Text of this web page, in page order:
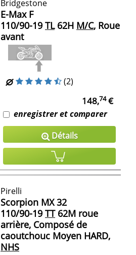
Bridgestone
E-Max F
110/90-19 TL62H M/C, Roue
avant
(2)
148,74€
enregistrer et comparer
Détails
Pirelli
Scorpion MX 32
110/90-19 TT62M roue
arrière, Composé de
caoutchouc Moyen HARD,
NHS